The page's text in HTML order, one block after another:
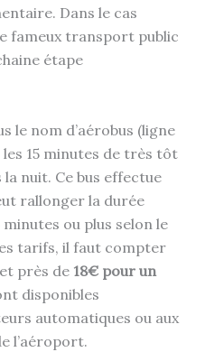
Dans le cas
fameux transport public
étape
le nom d’aérobus (ligne
15 minutes de très tôt
nuit. Ce bus effectue
rallonger la durée
ou plus selon le
tarifs, il faut compter
près de 18€ pour un
disponibles
automatiques ou aux
l’aéroport.